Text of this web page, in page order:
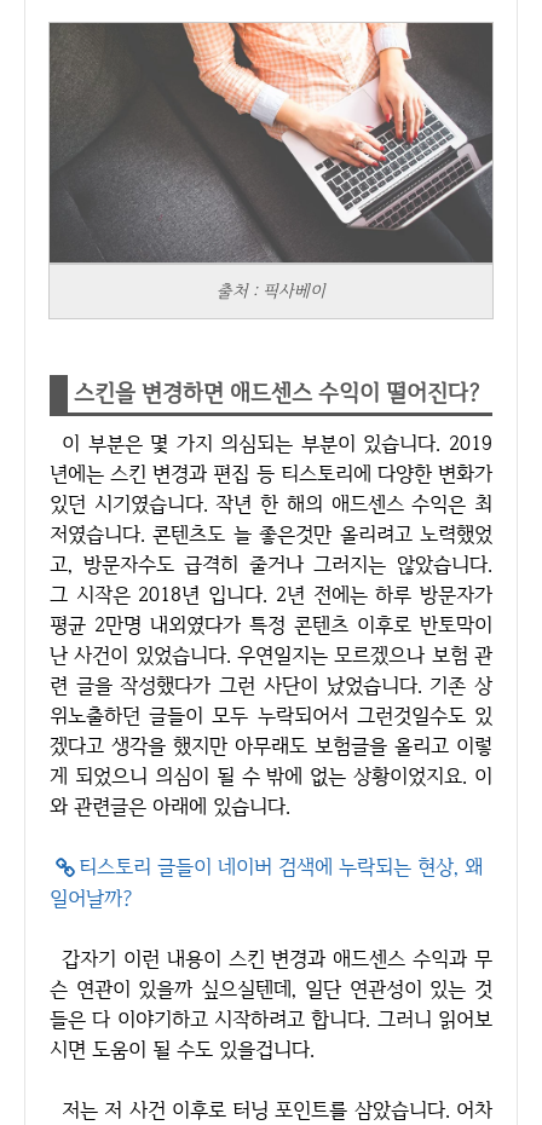
출처 : 픽사베이
스킨을 변경하면 애드센스 수익이 떨어진다?
이 부분은 몇 가지 의심되는 부분이 있습니다. 2019
년에는 스킨 변경과 편집 등 티스토리에 다양한 변화가
있던 시기였습니다. 작년 한 해의 애드센스 수익은 최
저였습니다. 콘텐츠도 늘 좋은것만 올리려고 노력했었
고, 방문자수도 급격히 줄거나 그러지는 않았습니다.
그 시작은 2018년 입니다. 2년 전에는 하루 방문자가
평균 2만명 내외였다가 특정 콘텐츠 이후로 반토막이
난 사건이 있었습니다. 우연일지는 모르겠으나 보험 관
련 글을 작성했다가 그런 사단이 났었습니다. 기존 상
위노출하던 글들이 모두 누락되어서 그런것일수도 있
겠다고 생각을 했지만 아무래도 보험글을 올리고 이렇
게 되었으니 의심이 될 수 밖에 없는 상황이었지요. 이
와 관련글은 아래에 있습니다.
티스토리 글들이 네이버 검색에 누락되는 현상, 왜
일어날까?
갑자기 이런 내용이 스킨 변경과 애드센스 수익과 무
슨 연관이 있을까 싶으실텐데, 일단 연관성이 있는 것
들은 다 이야기하고 시작하려고 합니다. 그러니 읽어보
시면 도움이 될 수도 있을겁니다.
저는 저 사건 이후로 터닝 포인트를 삼았습니다. 어차